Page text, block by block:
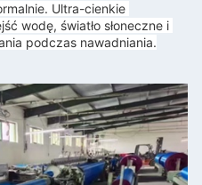
Ultra-cienkie
wodę, światło słoneczne i
podczas nawadniania.